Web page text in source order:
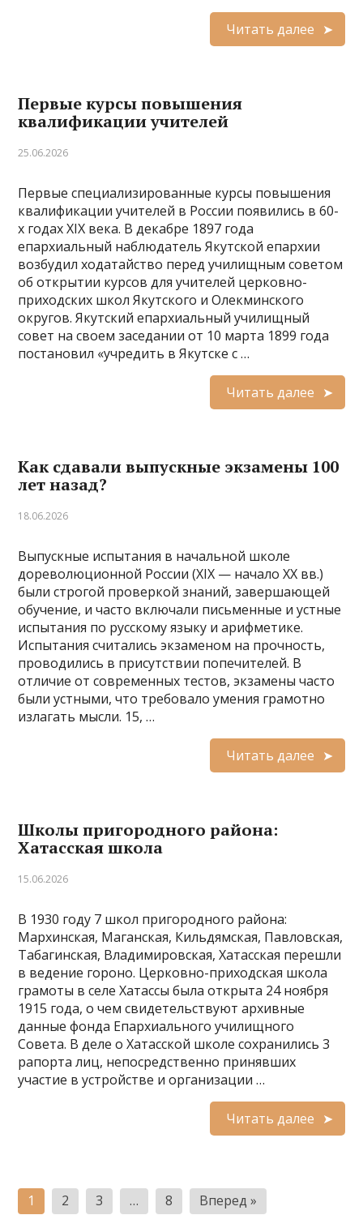
Читать далее
Первые курсы повышения
квалификации учителей
25.06.2026
Первые специализированные курсы повышения
квалификации учителей в России появились в 60-
х годах XIX века. В декабре 1897 года
епархиальный наблюдатель Якутской епархии
возбудил ходатайство перед училищным советом
об открытии курсов для учителей церковно-
приходских школ Якутского и Олекминского
округов. Якутский епархиальный училищный
совет на своем заседании от 10 марта 1899 года
постановил «учредить в Якутске с …
Читать далее
Как сдавали выпускные экзамены 100
лет назад?
18.06.2026
Выпускные испытания в начальной школе
дореволюционной России (XIX — начало XX вв.)
были строгой проверкой знаний, завершающей
обучение, и часто включали письменные и устные
испытания по русскому языку и арифметике.
Испытания считались экзаменом на прочность,
проводились в присутствии попечителей. В
отличие от современных тестов, экзамены часто
были устными, что требовало умения грамотно
излагать мысли. 15, …
Читать далее
Школы пригородного района:
Хатасская школа
15.06.2026
В 1930 году 7 школ пригородного района:
Мархинская, Маганская, Кильдямская, Павловская,
Табагинская, Владимировская, Хатасская перешли
в ведение гороно. Церковно-приходская школа
грамоты в селе Хатассы была открыта 24 ноября
1915 года, о чем свидетельствуют архивные
данные фонда Епархиального училищного
Совета. В деле о Хатасской школе сохранились 3
рапорта лиц, непосредственно принявших
участие в устройстве и организации …
Читать далее
Пагинация
1 2 3 … 8 Вперед »